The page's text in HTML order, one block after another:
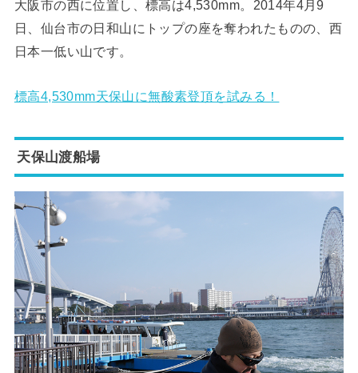
大阪市の西に位置し、標高は4,530mm。2014年4月9
日、仙台市の日和山にトップの座を奪われたものの、西
日本一低い山です。
標高4,530mm天保山に無酸素登頂を試みる！
天保山渡船場